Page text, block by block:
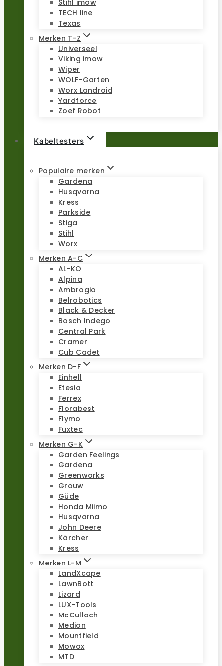
Stihl imow
TECH line
Texas
Merken T-Z
Universeel
Viking imow
Wiper
WOLF-Garten
Worx Landroid
Yardforce
Zoef Robot
Kabeltesters
Populaire merken
Gardena
Husqvarna
Kress
Parkside
Stiga
Stihl
Worx
Merken A-C
AL-KO
Alpina
Ambrogio
Belrobotics
Black & Decker
Bosch Indego
Central Park
Cramer
Cub Cadet
Merken D-F
Einhell
Etesia
Ferrex
Florabest
Flymo
Fuxtec
Merken G-K
Garden Feelings
Gardena
Greenworks
Grouw
Güde
Honda Miimo
Husqvarna
John Deere
Kärcher
Kress
Merken L-M
LandXcape
LawnBott
Lizard
LUX-Tools
McCulloch
Medion
Mountfield
Mowox
MTD